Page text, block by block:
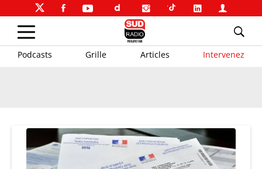
Podcasts Grille Articles Intervenez